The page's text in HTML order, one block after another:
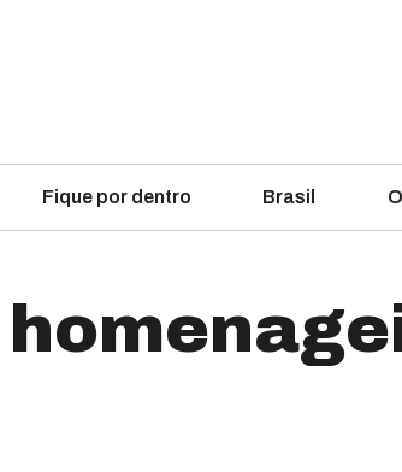
Fique por dentro Brasil